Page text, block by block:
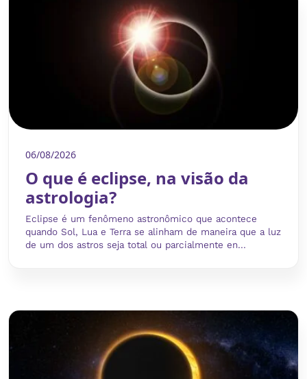
06/08/2026
O que é eclipse, na visão da
astrologia?
Eclipse é um fenômeno astronômico que acontece
quando Sol, Lua e Terra se alinham de maneira que a luz
de um dos astros seja total ou parcialmente en...